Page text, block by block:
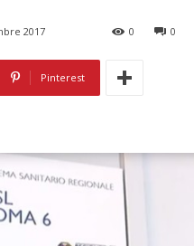
2017 0
0
Pinterest